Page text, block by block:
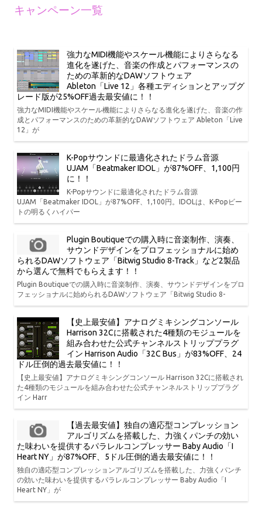
キャンペーン一覧
強力なMIDI機能やスケール機能によりさらなる
進化を遂げた、音楽の作成とパフォーマンスの
ための革新的なDAWソフトウェア
Ableton「Live 12」各種エディションとアップグ
レード版が25%OFF過去最安値に！！
強力なMIDI機能やスケール機能によりさらなる進化を遂げた、音楽の作
成とパフォーマンスのための革新的なDAWソフトウェア Ableton「Live
12」が
K-Popサウンドに最適化されたドラム音源
UJAM「Beatmaker IDOL」が87%OFF、1,100円
に！！
K-Popサウンドに最適化されたドラム音源
UJAM「Beatmaker IDOL」が87%OFF、1,100円。IDOLは、K-Popビー
トの明るくハイパー
Plugin Boutiqueでの購入時に音楽制作、演奏、
サウンドデザインをプロフェッショナルに始め
られるDAWソフトウェア「Bitwig Studio 8-Track」など2製品
から選んで無料でもらえます！！
Plugin Boutiqueでの購入時に音楽制作、演奏、サウンドデザインをプロ
フェッショナルに始められるDAWソフトウェア「Bitwig Studio 8-
【史上最安値】アナログミキシングコンソール
Harrison 32Cに搭載された4種類のモジュールを
組み合わせた公式チャンネルストリッププラグ
イン Harrison Audio「32C Bus」が83%OFF、24
ドル圧倒的過去最安値に！！
【史上最安値】アナログミキシングコンソール Harrison 32Cに搭載され
た4種類のモジュールを組み合わせた公式チャンネルストリッププラグ
イン Harr
【過去最安値】独自の適応型コンプレッション
アルゴリズムを搭載した、力強くパンチの効い
た味わいを提供するパラレルコンプレッサー Baby Audio「I
Heart NY」が87%OFF、5ドル圧倒的過去最安値に！！
独自の適応型コンプレッションアルゴリズムを搭載した、力強くパンチ
の効いた味わいを提供するパラレルコンプレッサー Baby Audio「I
Heart NY」が